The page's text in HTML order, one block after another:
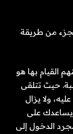
من طريقة
القيام بها هو
حيث تتلقى
ولا يزال
يساعدك على
الدخول إلى